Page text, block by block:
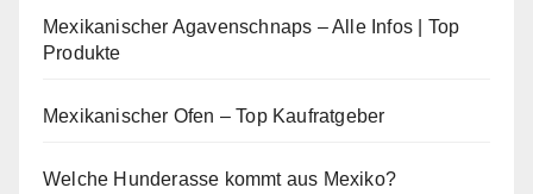
Mexikanischer Agavenschnaps – Alle Infos | Top
Produkte
Mexikanischer Ofen – Top Kaufratgeber
Welche Hunderasse kommt aus Mexiko?